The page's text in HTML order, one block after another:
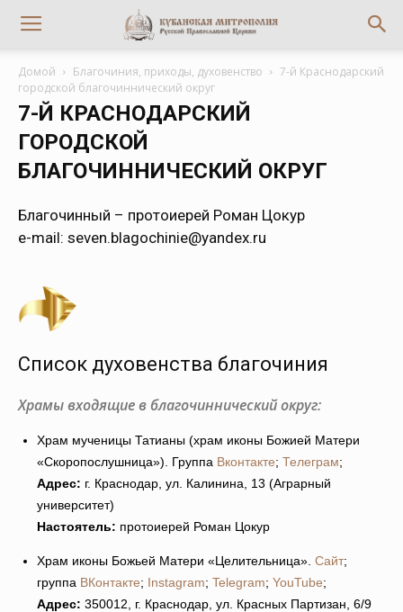
Домой Благочиния, приходы, духовенство
7-й Краснодарский
городской благочиннический округ
7-Й КРАСНОДАРСКИЙ
ГОРОДСКОЙ
БЛАГОЧИННИЧЕСКИЙ ОКРУГ
Благочинный – протоиерей Роман Цокур
е-mail: seven.blagochinie@yandex.ru
Список духовенства благочиния
Храмы входящие в благочиннический округ:
Храм мученицы Татианы (храм иконы Божией Матери
«Скоропослушница»). Группа Вконтакте; Телеграм;
Адрес: г. Краснодар, ул. Калинина, 13 (Аграрный
университет)
Настоятель: протоиерей Роман Цокур
Храм иконы Божьей Матери «Целительница». Сайт;
группа ВКонтакте; Instagram; Telegram; YouTube;
Адрес: 350012, г. Краснодар, ул. Красных Партизан, 6/9